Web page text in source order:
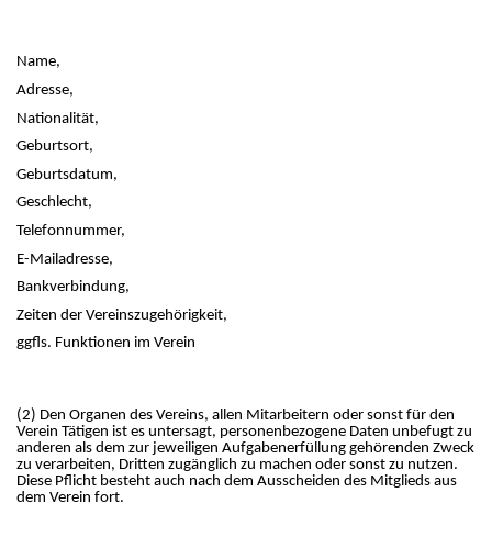
Name,
Adresse,
Nationalität,
Geburtsort,
Geburtsdatum,
Geschlecht,
Telefonnummer,
E-Mailadresse,
Bankverbindung,
Zeiten der Vereinszugehörigkeit,
ggfls. Funktionen im Verein
(2) Den Organen des Vereins, allen Mitarbeitern oder sonst für den
Verein Tätigen ist es untersagt, personenbezogene Daten unbefugt zu
anderen als dem zur jeweiligen Aufgabenerfüllung gehörenden Zweck
zu verarbeiten, Dritten zugänglich zu machen oder sonst zu nutzen.
Diese Pflicht besteht auch nach dem Ausscheiden des Mitglieds aus
dem Verein fort.